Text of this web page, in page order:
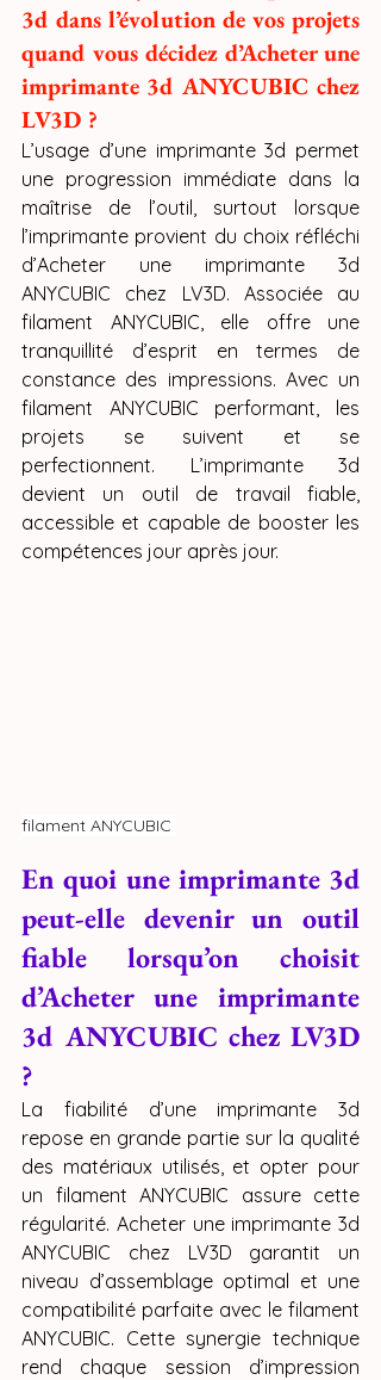
3d dans l’évolution de vos projets
quand vous décidez d’Acheter une
imprimante 3d ANYCUBIC chez
LV3D ?
L’usage d’une imprimante 3d permet
une progression immédiate dans la
maîtrise de l’outil, surtout lorsque
l’imprimante provient du choix réfléchi
d’Acheter une imprimante 3d
ANYCUBIC chez LV3D. Associée au
filament ANYCUBIC, elle offre une
tranquillité d’esprit en termes de
constance des impressions. Avec un
filament ANYCUBIC performant, les
projets se suivent et se
perfectionnent. L’imprimante 3d
devient un outil de travail fiable,
accessible et capable de booster les
compétences jour après jour.
filament ANYCUBIC
En quoi une imprimante 3d
peut-elle devenir un outil
fiable lorsqu’on choisit
d’Acheter une imprimante
3d ANYCUBIC chez LV3D
?
La fiabilité d’une imprimante 3d
repose en grande partie sur la qualité
des matériaux utilisés, et opter pour
un filament ANYCUBIC assure cette
régularité. Acheter une imprimante 3d
ANYCUBIC chez LV3D garantit un
niveau d’assemblage optimal et une
compatibilité parfaite avec le filament
ANYCUBIC. Cette synergie technique
rend chaque session d’impression